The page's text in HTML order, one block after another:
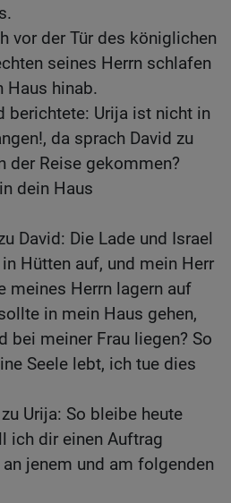
vor der Tür des königlichen
seines Herrn schlafen
Haus hinab.
berichtete: Urija ist nicht in
da sprach David zu
der Reise gekommen?
dein Haus
David: Die Lade und Israel
Hütten auf, und mein Herr
meines Herrn lagern auf
in mein Haus gehen,
bei meiner Frau liegen? So
Seele lebt, ich tue dies
Urija: So bleibe heute
ich dir einen Auftrag
jenem und am folgenden